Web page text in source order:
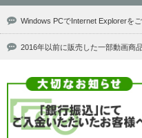
Windows PCでInternet Explorerを
2016年以前に販売した一部動画商